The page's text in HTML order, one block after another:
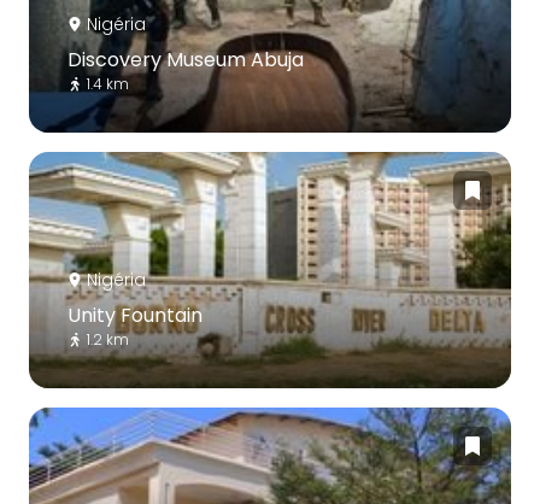
Nigéria
Discovery Museum Abuja
1.4 km
Nigéria
Unity Fountain
1.2 km